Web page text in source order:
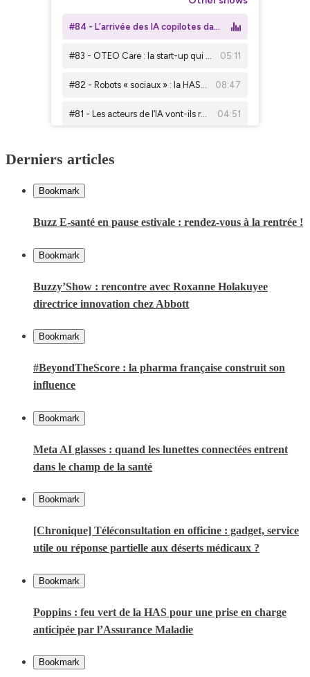
Derniers articles
Bookmark
Buzz E-santé en pause estivale : rendez-vous à la rentrée !
Bookmark
Buzzy’Show : rencontre avec Roxanne Holakuyee
directrice innovation chez Abbott
Bookmark
#BeyondTheScore : la pharma française construit son
influence
Bookmark
Meta AI glasses : quand les lunettes connectées entrent
dans le champ de la santé
Bookmark
[Chronique] Téléconsultation en officine : gadget, service
utile ou réponse partielle aux déserts médicaux ?
Bookmark
Poppins : feu vert de la HAS pour une prise en charge
anticipée par l’Assurance Maladie
Bookmark